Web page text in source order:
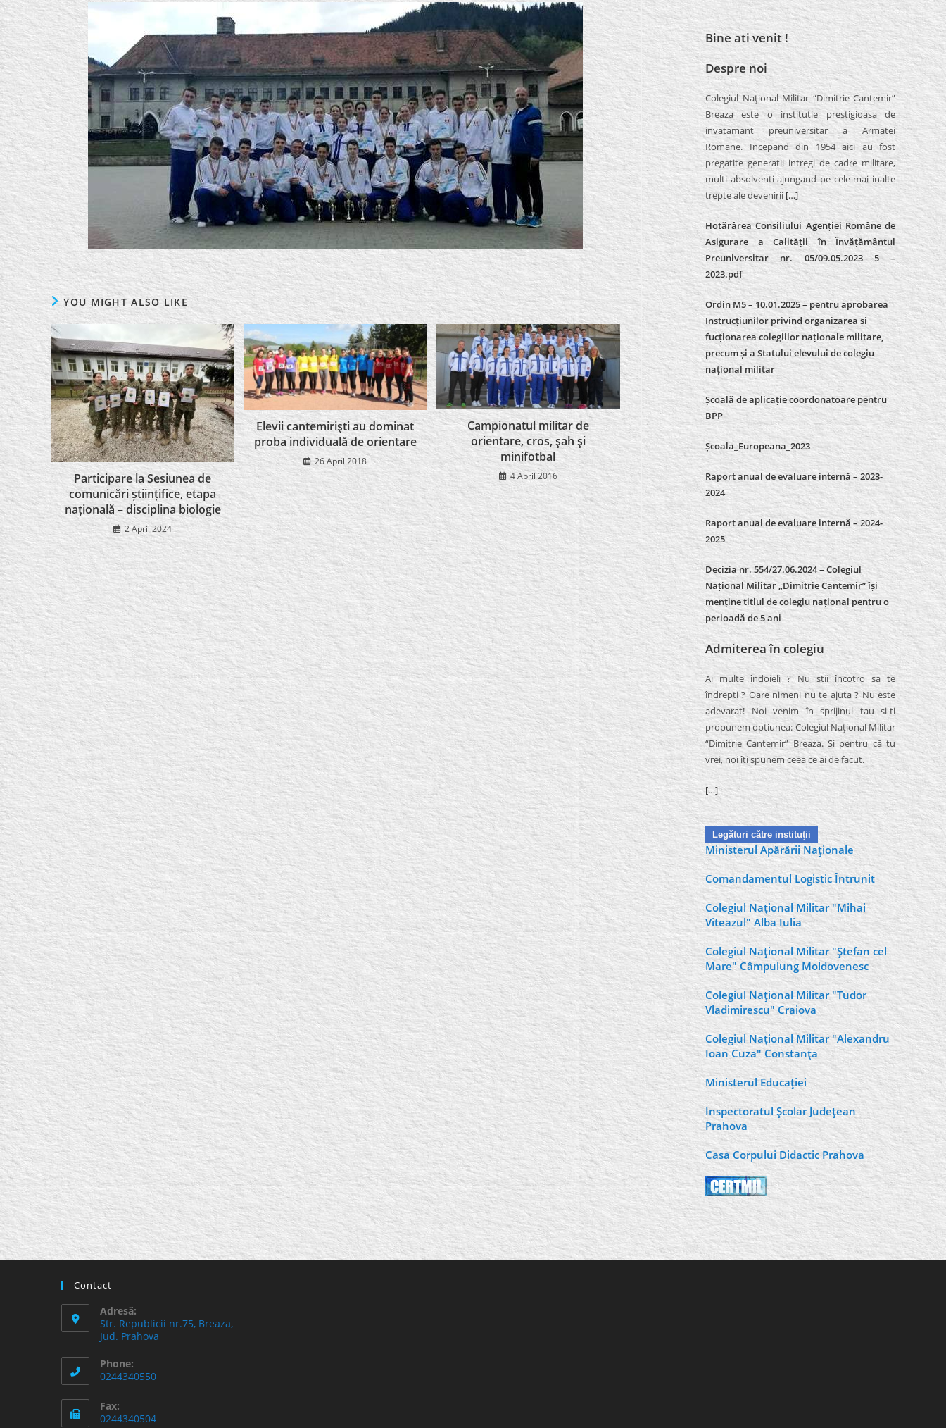
YOU MIGHT ALSO LIKE
Participare la Sesiunea de
comunicări științifice, etapa
națională – disciplina biologie
2 April 2024
Elevii cantemirişti au dominat
proba individuală de orientare
26 April 2018
Campionatul militar de
orientare, cros, şah şi
minifotbal
4 April 2016
Bine ati venit !
Despre noi
Colegiul Naţional Militar “Dimitrie Cantemir”
Breaza este o institutie prestigioasa de
invatamant preuniversitar a Armatei
Romane. Incepand din 1954 aici au fost
pregatite generatii intregi de cadre militare,
multi absolventi ajungand pe cele mai inalte
trepte ale devenirii […]
Hotărârea Consiliului Agenției Române de
Asigurare a Calității în Învățământul
Preuniversitar nr. 05/09.05.2023 5 –
2023.pdf
Ordin M5 – 10.01.2025 – pentru aprobarea
Instrucțiunilor privind organizarea și
fucționarea colegiilor naționale militare,
precum și a Statului elevului de colegiu
național militar
Școală de aplicație coordonatoare pentru
BPP
Școala_Europeana_2023
Raport anual de evaluare internă – 2023-
2024
Raport anual de evaluare internă –2024-
2025
Decizia nr. 554/27.06.2024 – Colegiul
Național Militar „Dimitrie Cantemir” își
menține titlul de colegiu național pentru o
perioadă de 5 ani
Admiterea în colegiu
Ai multe îndoieli ? Nu stii încotro sa te
îndrepti ? Oare nimeni nu te ajuta ? Nu este
adevarat! Noi venim în sprijinul tau si-ti
propunem optiunea: Colegiul Naţional Militar
“Dimitrie Cantemir” Breaza. Si pentru că tu
vrei, noi îti spunem ceea ce ai de facut.
[…]
Legături către instituţii
Ministerul Apărării Naţionale
Comandamentul Logistic Întrunit
Colegiul Naţional Militar "Mihai
Viteazul" Alba Iulia
Colegiul Naţional Militar "Ştefan cel
Mare" Câmpulung Moldovenesc
Colegiul Naţional Militar "Tudor
Vladimirescu" Craiova
Colegiul Naţional Militar "Alexandru
Ioan Cuza" Constanţa
Ministerul Educaţiei
Inspectoratul Şcolar Judeţean
Prahova
Casa Corpului Didactic Prahova
Contact
Adresă:
Str. Republicii nr.75, Breaza,
Jud. Prahova
Phone:
0244340550
Fax:
0244340504